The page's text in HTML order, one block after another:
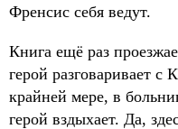
Френсис себя ведут.
Книга ещё раз
герой разговаривает с
крайней мере, в
герой вздыхает. Да,